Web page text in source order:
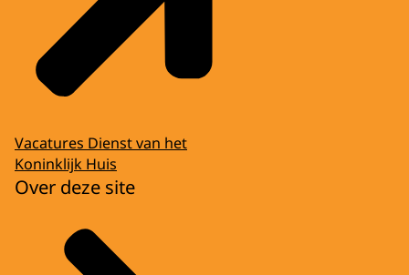
Vacatures Dienst van het
Koninklijk Huis
Over deze site